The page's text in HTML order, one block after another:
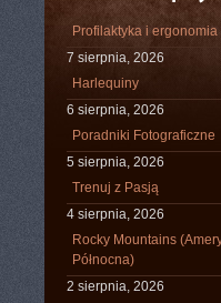
Profilaktyka i ergonomia
7 sierpnia, 2026
Harlequiny
6 sierpnia, 2026
Poradniki Fotograficzne
5 sierpnia, 2026
Trenuj z Pasją
4 sierpnia, 2026
Rocky Mountains
Północna)
2 sierpnia, 2026